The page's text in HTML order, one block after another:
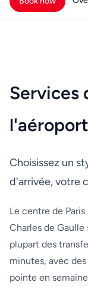
Services
Choisissez un
d'arrivée, votre
Le centre de
Charles de
plupart des
minutes, avec
pointe en